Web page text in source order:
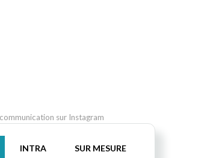
sur Instagram
INTRA SUR MESURE